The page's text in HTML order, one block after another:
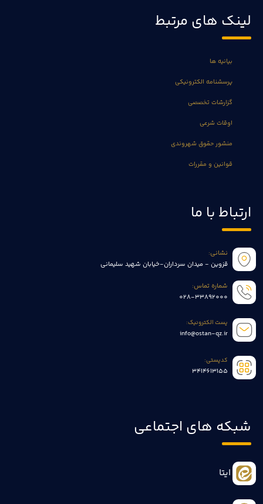
لینک های مرتبط
بیانیه ها
پرسشنامه الکترونیکی
گزارشات تخصصی
اوقات شرعی
منشور حقوق شهروندی
قوانین و مقررات
ارتباط با ما
نشانی:
قزوین - میدان سرداران-خیابان شهید سلیمانی
شماره تماس:
028-33892000
پست الکترونیک:
info@ostan-qz.ir
کدپستی:
3414613155
شبکه های اجتماعی
ایتا